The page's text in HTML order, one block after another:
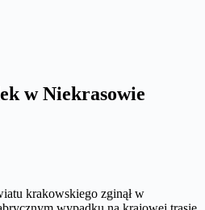
w Niekrasowie
krakowskiego zginął w